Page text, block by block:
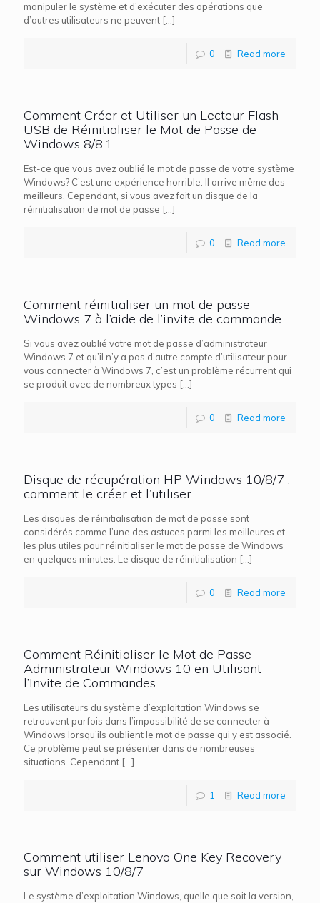
manipuler le système et d’exécuter des opérations que
d’autres utilisateurs ne peuvent […]
0 Read more
Comment Créer et Utiliser un Lecteur Flash
USB de Réinitialiser le Mot de Passe de
Windows 8/8.1
Est-ce que vous avez oublié le mot de passe de votre système
Windows? C’est une expérience horrible. Il arrive même des
meilleurs. Cependant, si vous avez fait un disque de la
réinitialisation de mot de passe […]
0 Read more
Comment réinitialiser un mot de passe
Windows 7 à l’aide de l’invite de commande
Si vous avez oublié votre mot de passe d’administrateur
Windows 7 et qu’il n’y a pas d’autre compte d’utilisateur pour
vous connecter à Windows 7, c’est un problème récurrent qui
se produit avec de nombreux types […]
0 Read more
Disque de récupération HP Windows 10/8/7 :
comment le créer et l’utiliser
Les disques de réinitialisation de mot de passe sont
considérés comme l’une des astuces parmi les meilleures et
les plus utiles pour réinitialiser le mot de passe de Windows
en quelques minutes. Le disque de réinitialisation […]
0 Read more
Comment Réinitialiser le Mot de Passe
Administrateur Windows 10 en Utilisant
l’Invite de Commandes
Les utilisateurs du système d’exploitation Windows se
retrouvent parfois dans l’impossibilité de se connecter à
Windows lorsqu’ils oublient le mot de passe qui y est associé.
Ce problème peut se présenter dans de nombreuses
situations. Cependant […]
1 Read more
Comment utiliser Lenovo One Key Recovery
sur Windows 10/8/7
Le système d’exploitation Windows, quelle que soit la version,